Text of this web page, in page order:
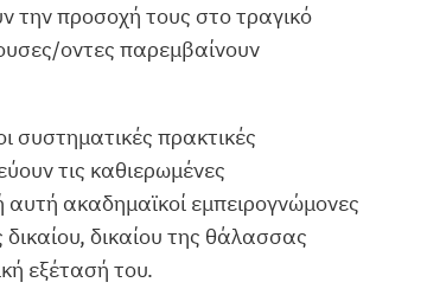
την προσοχή τους στο τραγικό
οντες παρεμβαίνουν
συστηματικές πρακτικές
τις καθιερωμένες
αυτή ακαδημαϊκοί εμπειρογνώμονες
δικαίου της θάλασσας
εξέτασή του.